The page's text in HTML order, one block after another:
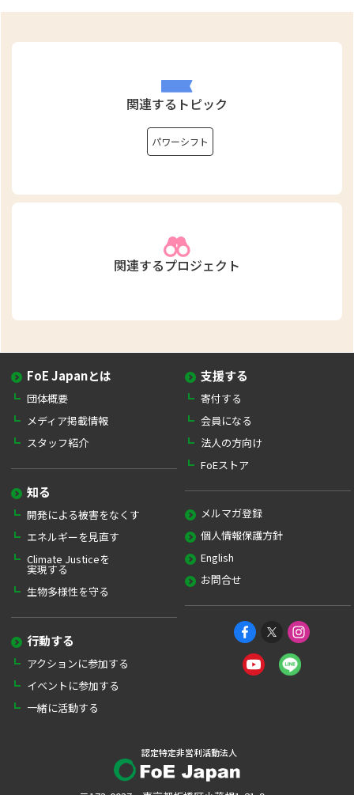
関連するトピック
パワーシフト
関連するプロジェクト
FoE Japanとは
団体概要
メディア掲載情報
スタッフ紹介
知る
開発による被害をなくす
エネルギーを見直す
Climate Justiceを
実現する
生物多様性を守る
行動する
アクションに参加する
イベントに参加する
一緒に活動する
支援する
寄付する
会員になる
法人の方向け
FoEストア
メルマガ登録
個人情報保護方針
English
お問合せ
認定特定非営利活動法人